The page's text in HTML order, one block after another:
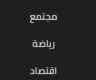
مجتمع
رياضة
اقتصاد